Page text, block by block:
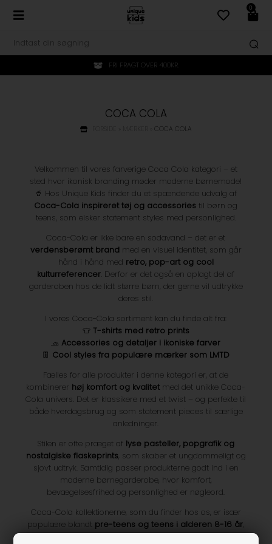
0
FRI FRAGT OVER 400KR.
COCA COLA
COCA COLA
Velkommen til vores farverige Coca Cola kategori – et
sted hvor ikonisk branding møder moderne børnemode!
🥤 Hos Unique Kids finder du et spændende udvalg af
Coca-Cola inspireret tøj og accessories til børn og
teens, som elsker statement styles med personlighed.
Coca-Cola er ikke bare en sodavand – det er et
verdensberømt brandmed en visuel identitet, som går
hånd i hånd med retro, pop-art og cool
kulturreferencer . Derfor er det også en oplagt del af
garderoben hos de lidt større børn, der gerne vil udtrykke
deres stil.
I vores Coca-Cola sortiment kan du finde alt fra:
👕 T-shirts med retro prints
🧢Accessories og detaljer i ikoniske farver
👖 Cool styles fra populære mærker som LMTD
Fælles for alle produkter i denne kategori er, at de
kombinerer høj komfort og kvalitet med det unikke Coca-
Cola univers. Det er klassikere med et twist – og perfekte til
både hverdagsbrug og som statement pieces til særlige
anledninger.
Stilen er ofte præget af lyse pasteller, popgrafik og
nostalgiske flaskeprints, som skaber et ungdommeligt og
sjovt udtryk. Samtidig passer produkterne godt ind i en
moderne børnegarderobe, hvor komfort,
bevægelsesfrihed og personlighed er nøgleord.
Coca-Cola kollektionerne, som du finder hos os, er især
populære blandt pre-teens og teens i alderen 8-16 år,
men mange styles findes helt op tilstr. 176. Uanset om det